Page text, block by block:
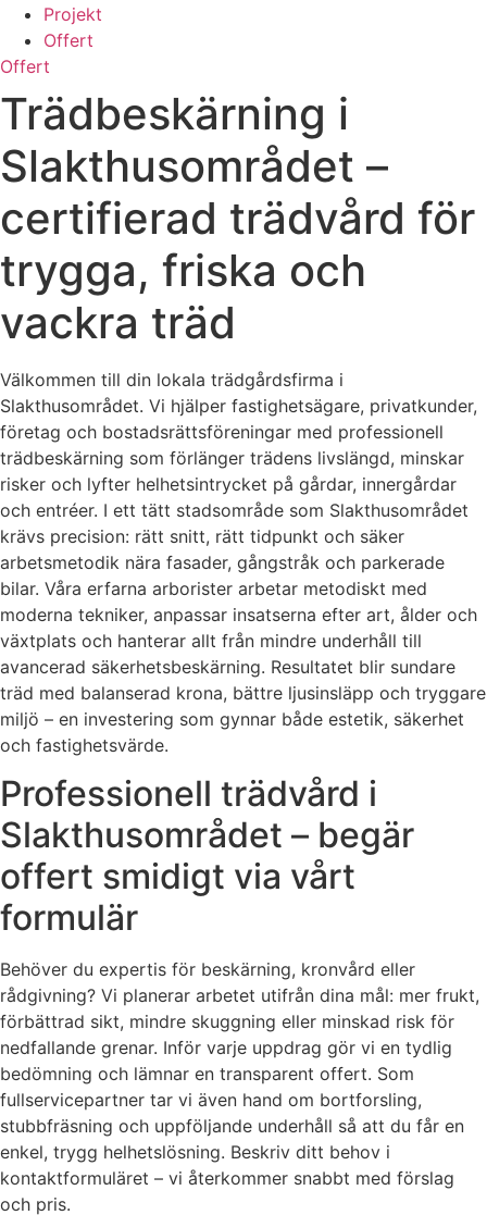
Projekt
Offert
Offert
Trädbeskärning i
Slakthusområdet –
certifierad trädvård för
trygga, friska och
vackra träd
Välkommen till din lokala trädgårdsfirma i
Slakthusområdet. Vi hjälper fastighetsägare, privatkunder,
företag och bostadsrättsföreningar med professionell
trädbeskärning som förlänger trädens livslängd, minskar
risker och lyfter helhetsintrycket på gårdar, innergårdar
och entréer. I ett tätt stadsområde som Slakthusområdet
krävs precision: rätt snitt, rätt tidpunkt och säker
arbetsmetodik nära fasader, gångstråk och parkerade
bilar. Våra erfarna arborister arbetar metodiskt med
moderna tekniker, anpassar insatserna efter art, ålder och
växtplats och hanterar allt från mindre underhåll till
avancerad säkerhetsbeskärning. Resultatet blir sundare
träd med balanserad krona, bättre ljusinsläpp och tryggare
miljö – en investering som gynnar både estetik, säkerhet
och fastighetsvärde.
Professionell trädvård i
Slakthusområdet – begär
offert smidigt via vårt
formulär
Behöver du expertis för beskärning, kronvård eller
rådgivning? Vi planerar arbetet utifrån dina mål: mer frukt,
förbättrad sikt, mindre skuggning eller minskad risk för
nedfallande grenar. Inför varje uppdrag gör vi en tydlig
bedömning och lämnar en transparent offert. Som
fullservicepartner tar vi även hand om bortforsling,
stubbfräsning och uppföljande underhåll så att du får en
enkel, trygg helhetslösning. Beskriv ditt behov i
kontaktformuläret – vi återkommer snabbt med förslag
och pris.